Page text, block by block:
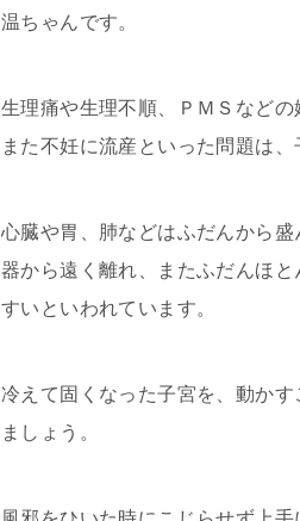
温ちゃんです。
生理痛や生理不順、ＰＭＳなど
また不妊に流産といった問題は
心臓や胃、肺などはふだんから
器から遠く離れ、またふだんほ
すいといわれています。
冷えて固くなった子宮を、動か
ましょう。